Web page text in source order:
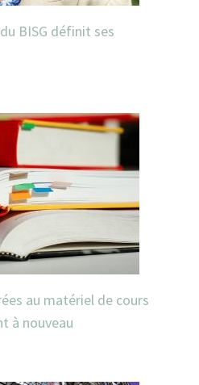
BISG définit ses
au matériel de cours
à nouveau